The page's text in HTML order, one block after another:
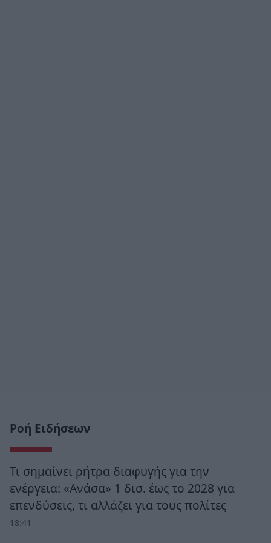
Ροή Ειδήσεων
Τι σημαίνει ρήτρα διαφυγής για την
ενέργεια: «Ανάσα» 1 δισ. έως το 2028 για
επενδύσεις, τι αλλάζει για τους πολίτες
18:41